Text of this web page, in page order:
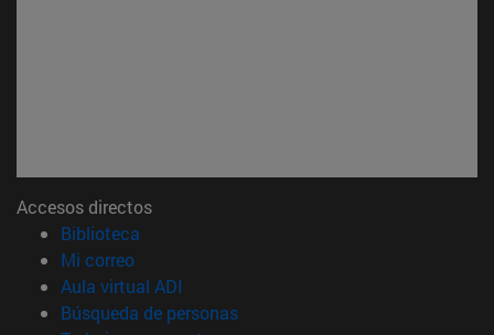
Accesos directos
Biblioteca
Mi correo(abre en nueva ventana)
Aula virtual ADI
Búsqueda de personas(abre en nueva ventana)